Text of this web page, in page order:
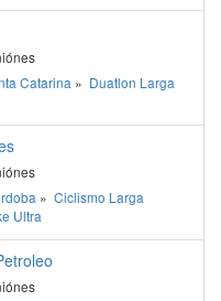
Catarina » Duatlon Larga
» Ciclismo Larga
Ultra